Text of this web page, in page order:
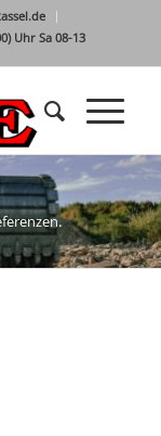
Uhr Sa 08-13